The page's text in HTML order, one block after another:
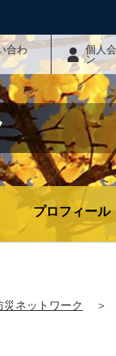
合わ
個人
ン
プロフィール
災ネットワーク ＞